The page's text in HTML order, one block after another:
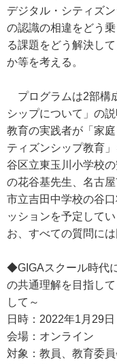
デジタル・シティズ
の認識の相違をどう
る課題をどう解決し
か等を考える。
プログラムは2部構
シップについて」の
教育の実践者が「家
ティズンシップ教育
谷区立東玉川小学校
の花谷基先生、名古
市立吉田中学校の谷
ッションを予定して
お、すべての質問に
◆GIGAスクール時代
の共通理解を目指し
して～
日時：2022年1月29
会場：オンライン
対象：教員、教育委